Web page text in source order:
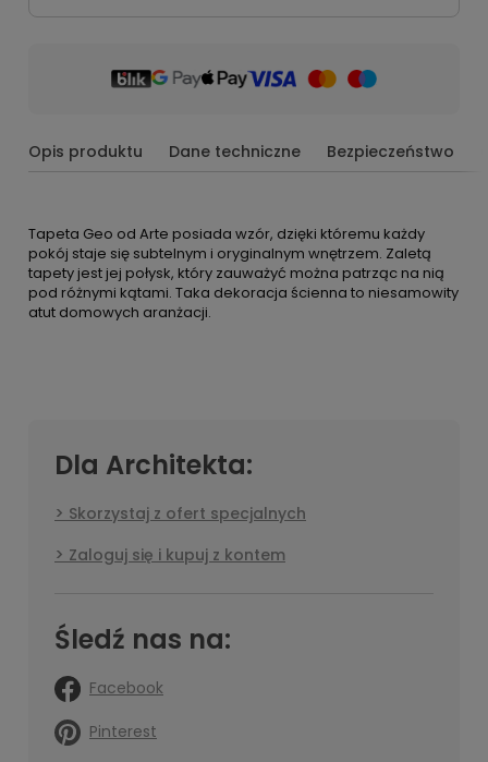
Opis produktu Dane techniczne Bezpieczeństwo
Tapeta Geo od Arte posiada wzór, dzięki któremu każdy
pokój staje się subtelnym i oryginalnym wnętrzem. Zaletą
tapety jest jej połysk, który zauważyć można patrząc na nią
pod różnymi kątami. Taka dekoracja ścienna to niesamowity
atut domowych aranżacji.
Dla Architekta:
Skorzystaj z ofert specjalnych
Zaloguj się i kupuj z kontem
Śledź nas na:
Facebook
Pinterest